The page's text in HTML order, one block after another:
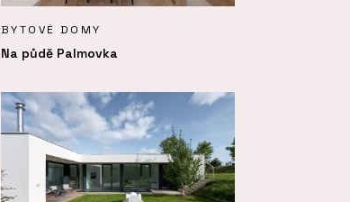
BYTOVÉ DOMY
Na půdě Palmovka